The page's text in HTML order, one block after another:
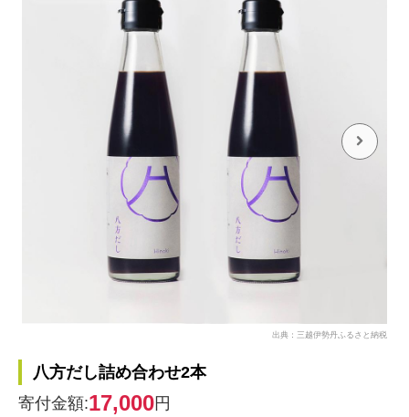
出典：三越伊勢丹ふるさと納税
八方だし詰め合わせ2本
寄付金額:17,000円